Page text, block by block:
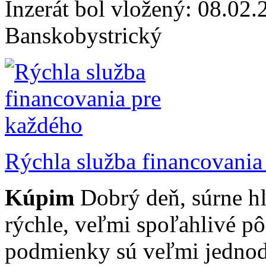
Inzerát bol vložený:
Banskobystrický
Rýchla služba
Kúpim Dobrý deň, súrne
rýchle, veľmi spoľahlivé
podmienky sú veľmi